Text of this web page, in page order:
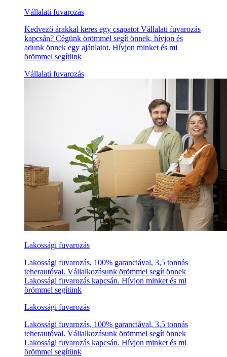
Vállalati fuvarozás
Kedvező árakkal keres egy csapatot Vállalati fuvarozás
kapcsán? Cégünk örömmel segít önnek, hívjon és
adunk önnek egy ajánlatot. Hívjon minket és mi
örömmel segítünk
Vállalati fuvarozás
Lakossági fuvarozás
Lakossági fuvarozás, 100% garanciával, 3,5 tonnás
teherautóval. Vállalkozásunk örömmel segít önnek
Lakossági fuvarozás kapcsán. Hívjon minket és mi
örömmel segítünk
Lakossági fuvarozás
Lakossági fuvarozás, 100% garanciával, 3,5 tonnás
teherautóval. Vállalkozásunk örömmel segít önnek
Lakossági fuvarozás kapcsán. Hívjon minket és mi
örömmel segítünk